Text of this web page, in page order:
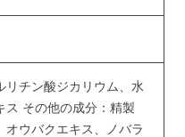
リチン酸ジカリウム、水
ス その他の成分：精製
オウバクエキス、ノバラ